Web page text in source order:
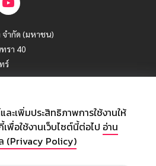
ำกัด (มหาชน)
รา 40
ร์
ะเพิ่มประสิทธิภาพการใช้งานให้
พื่อใช้งานเว็บไซต์นี้ต่อไป อ่าน
(Privacy Policy)